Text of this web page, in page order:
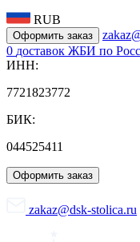
RUB
Оформить заказ
0 доставок ЖБИ по
ИНН:
7721823772
БИК:
044525411
Оформить заказ
zakaz@dsk-stolica.ru